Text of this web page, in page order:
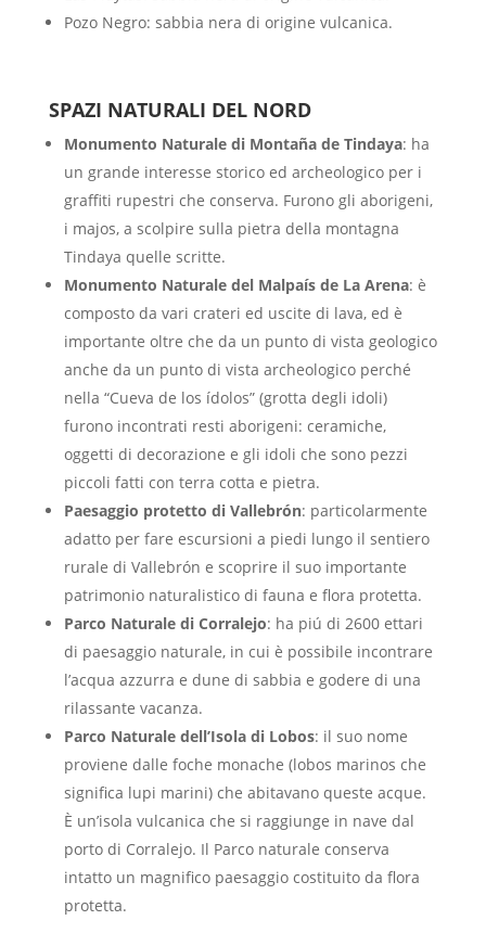
Pozo Negro: sabbia nera di origine vulcanica.
SPAZI NATURALI DEL NORD
Monumento Naturale di Montaña de Tindaya: ha
un grande interesse storico ed archeologico per i
graffiti rupestri che conserva. Furono gli aborigeni,
i majos, a scolpire sulla pietra della montagna
Tindaya quelle scritte.
Monumento Naturale del Malpaís de La Arena: è
composto da vari crateri ed uscite di lava, ed è
importante oltre che da un punto di vista geologico
anche da un punto di vista archeologico perché
nella “Cueva de los ídolos” (grotta degli idoli)
furono incontrati resti aborigeni: ceramiche,
oggetti di decorazione e gli idoli che sono pezzi
piccoli fatti con terra cotta e pietra.
Paesaggio protetto di Vallebrón: particolarmente
adatto per fare escursioni a piedi lungo il sentiero
rurale di Vallebrón e scoprire il suo importante
patrimonio naturalistico di fauna e flora protetta.
Parco Naturale di Corralejo: ha piú di 2600 ettari
di paesaggio naturale, in cui è possibile incontrare
l’acqua azzurra e dune di sabbia e godere di una
rilassante vacanza.
Parco Naturale dell’Isola di Lobos: il suo nome
proviene dalle foche monache (lobos marinos che
significa lupi marini) che abitavano queste acque.
È un’isola vulcanica che si raggiunge in nave dal
porto di Corralejo. Il Parco naturale conserva
intatto un magnifico paesaggio costituito da flora
protetta.